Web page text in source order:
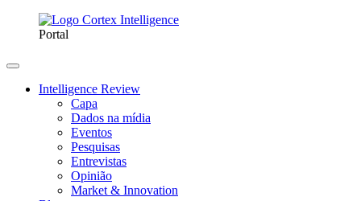
Portal
Intelligence Review
Capa
Dados na mídia
Eventos
Pesquisas
Entrevistas
Opinião
Market & Innovation